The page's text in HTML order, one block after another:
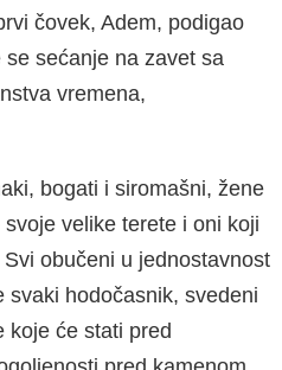
čovek, Adem, podigao
sećanje na zavet sa
vremena,
bogati i siromašni, žene
velike terete i oni koji
obučeni u jednostavnost
svaki hodočasnik, svedeni
će stati pred